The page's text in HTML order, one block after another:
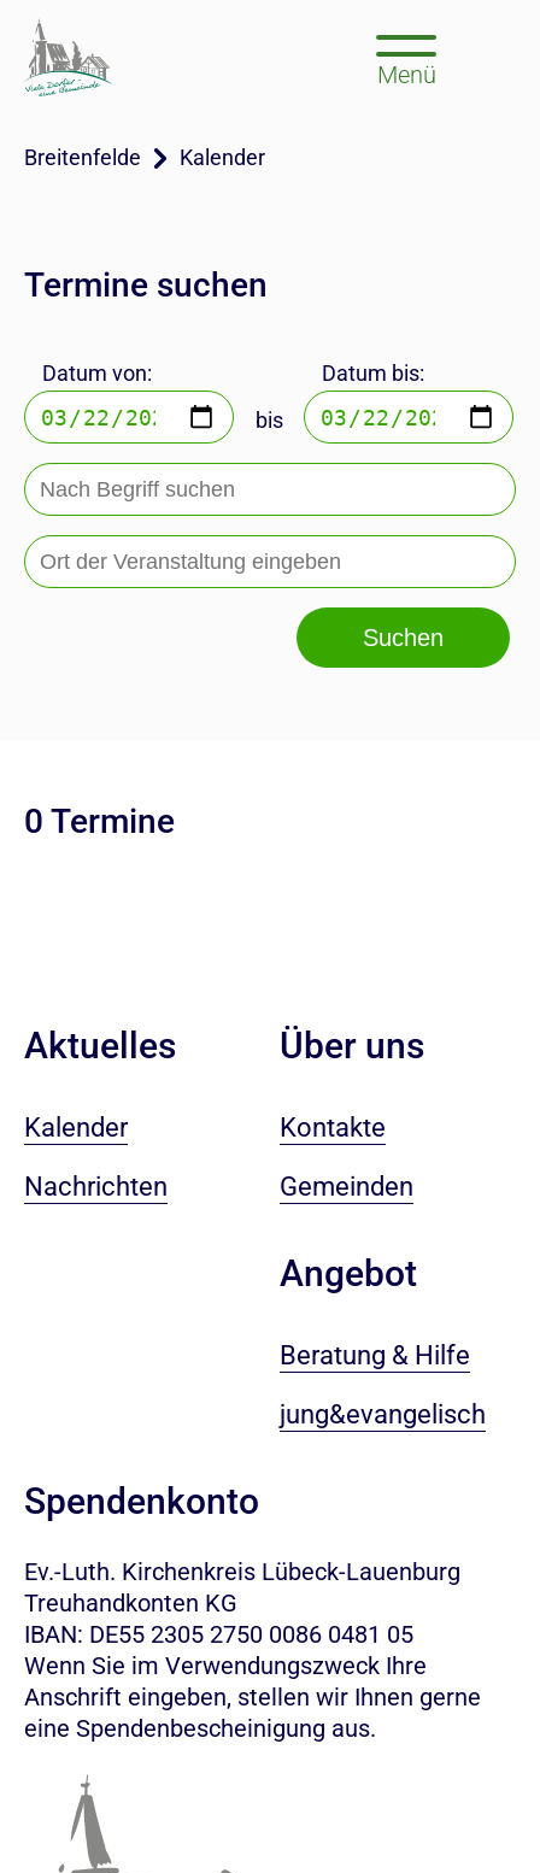
Menü
Breitenfelde Kalender
Termine suchen
Datum von:
bis
Datum bis:
Suchen
0 Termine
Aktuelles
Kalender
Nachrichten
Über uns
Kontakte
Gemeinden
Angebot
Beratung & Hilfe
jung&evangelisch
Spendenkonto
Ev.-Luth. Kirchenkreis Lübeck-Lauenburg
Treuhandkonten KG
IBAN: DE55 2305 2750 0086 0481 05
Wenn Sie im Verwendungszweck Ihre
Anschrift eingeben, stellen wir Ihnen gerne
eine Spendenbescheinigung aus.